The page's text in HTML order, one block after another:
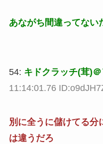
あながち間違ってない
54: キドクラッチ(茸)
11:14:01.76
別に全うに儲けてる分
は違うだろ